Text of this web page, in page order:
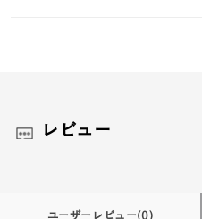
レビュー
ユーザーレビュー(0)